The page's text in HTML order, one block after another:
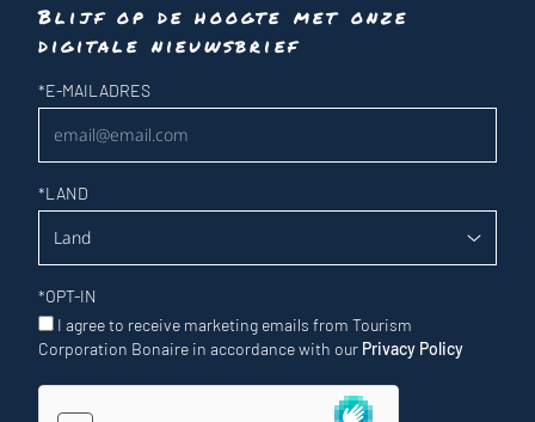
Blijf op de hoogte met onze
digitale nieuwsbrief
Nieuwsbrief
*E-MAILADRES
*LAND
*OPT-IN
I agree to receive marketing emails from Tourism
Corporation Bonaire in accordance with our Privacy Policy